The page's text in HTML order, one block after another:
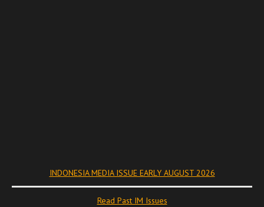
INDONESIA MEDIA ISSUE EARLY AUGUST 2026
Read Past IM Issues